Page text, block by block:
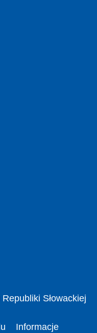
Słowackiej
Informacje